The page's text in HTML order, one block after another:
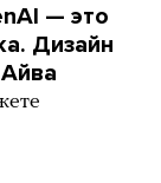
— это
Дизайн